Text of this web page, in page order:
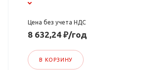
Цена без учета НДС
8 632,24 ₽/год
В КОРЗИНУ